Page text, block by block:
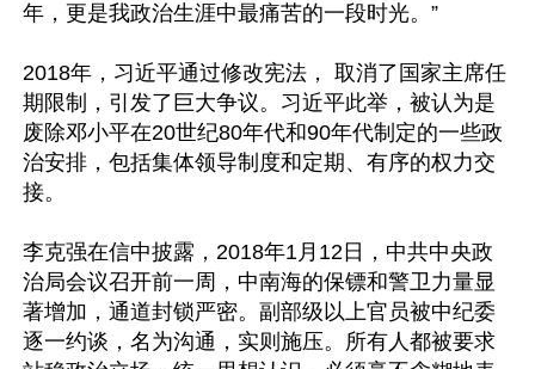
年，更是我政治生涯中最痛苦的一段时光。”
2018年，习近平通过修改宪法， 取消了国家主席任
期限制，引发了巨大争议。习近平此举，被认为是
废除邓小平在20世纪80年代和90年代制定的一些政
治安排，包括集体领导制度和定期、有序的权力交
接。
李克强在信中披露，2018年1月12日，中共中央政
治局会议召开前一周，中南海的保镖和警卫力量显
著增加，通道封锁严密。副部级以上官员被中纪委
逐一约谈，名为沟通，实则施压。所有人都被要求